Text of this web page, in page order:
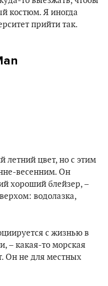
костюм. Я иногда
прийти так.
летний цвет, но с этим
весенним. Он
хороший блейзер, –
водолазка,
с жизнью в
– какая-то морская
Он не для местных